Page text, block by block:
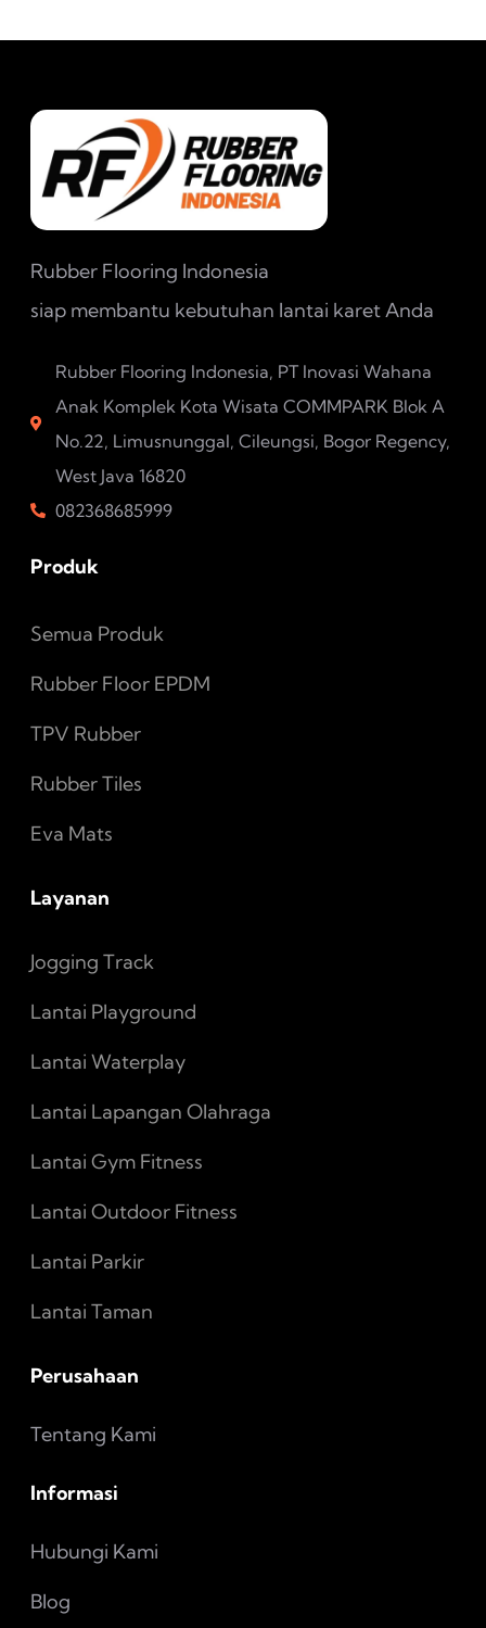
Rubber Flooring Indonesia
siap membantu kebutuhan lantai karet Anda
Rubber Flooring Indonesia, PT Inovasi Wahana
Anak Komplek Kota Wisata COMMPARK Blok A
No.22, Limusnunggal, Cileungsi, Bogor Regency,
West Java 16820
082368685999
Produk
Semua Produk
Rubber Floor EPDM
TPV Rubber
Rubber Tiles
Eva Mats
Layanan
Jogging Track
Lantai Playground
Lantai Waterplay
Lantai Lapangan Olahraga
Lantai Gym Fitness
Lantai Outdoor Fitness
Lantai Parkir
Lantai Taman
Perusahaan
Tentang Kami
Informasi
Hubungi Kami
Blog